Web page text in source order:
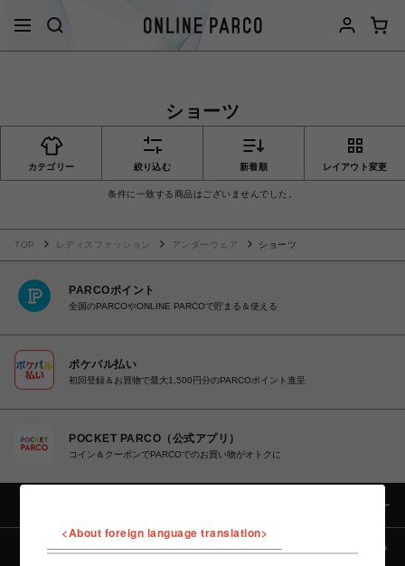
ショーツ
カテゴリー 絞り込む 新着順 レイアウト変更
条件に一致する商品はございませんでした。
TOP レディスファッション アンダーウェア ショーツ
PARCOポイント
全国のPARCOやONLINE PARCOで貯まる＆使える
ポケパル払い
初回登録＆お買物で最大1,500円分のPARCOポイント進呈
POCKET PARCO（公式アプリ）
コイン＆クーポンでPARCOでのお買い物がオトクに
全カテゴリーから探す
<About foreign language translation>